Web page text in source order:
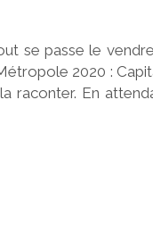
se passe le
2020 :
raconter. En